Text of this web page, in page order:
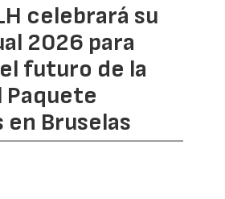
celebrará su
2026 para
futuro de la
Paquete
en Bruselas